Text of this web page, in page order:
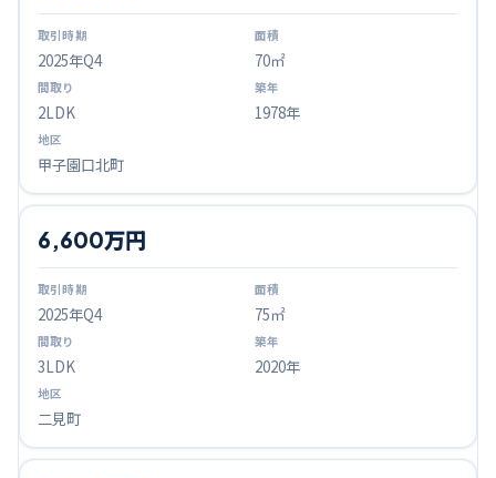
2025年Q4 70㎡
2LDK 1978年
甲子園口北町
2025年Q4
6,600万円
75㎡
3LDK 2020年
二見町